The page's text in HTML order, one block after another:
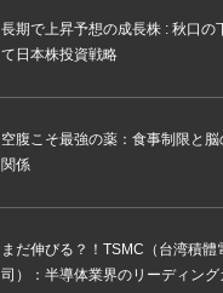
長期で上昇予想の成長株 : 秋口の
て日本株投資戦略
空腹こそ最強の薬：食事制限と脳
関係
まだ伸びる？！TSMC（台湾積體
司）：半導体業界のリーディング